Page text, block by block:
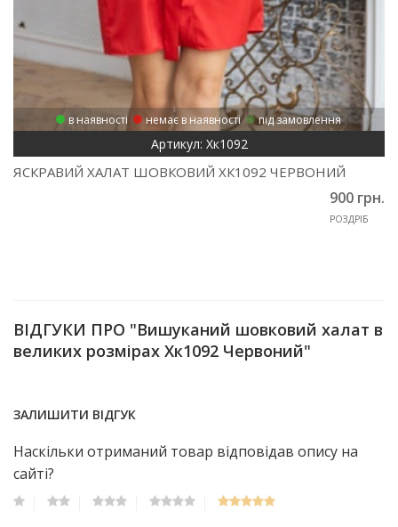
в наявності немає в наявності під замовлення
Артикул: Хк1092
ЯСКРАВИЙ ХАЛАТ ШОВКОВИЙ ХК1092 ЧЕРВОНИЙ
900 грн.
РОЗДРІБ
ВІДГУКИ ПРО "Вишуканий шовковий халат в
великих розмірах Хк1092 Червоний"
ЗАЛИШИТИ ВІДГУК
Наскільки отриманий товар відповідав опису на
сайті?